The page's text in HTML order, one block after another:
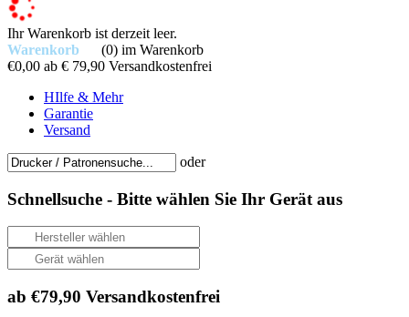
Ihr Warenkorb ist derzeit leer.
Warenkorb
(0) im Warenkorb
€0,00 ab € 79,90 Versandkostenfrei
HIlfe & Mehr
Garantie
Versand
oder
Schnellsuche - Bitte wählen Sie Ihr Gerät aus
ab €79,90 Versandkostenfrei